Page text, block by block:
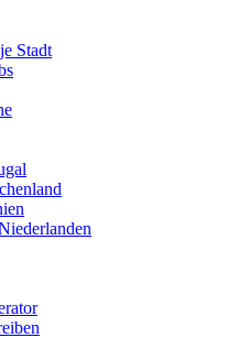
Stadt